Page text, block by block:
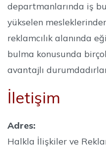
departmanlarında iş
yükselen
reklamcılık alanında
bulma konusunda
avantajlı
İletişim
Adres:
Halkla İlişkiler ve